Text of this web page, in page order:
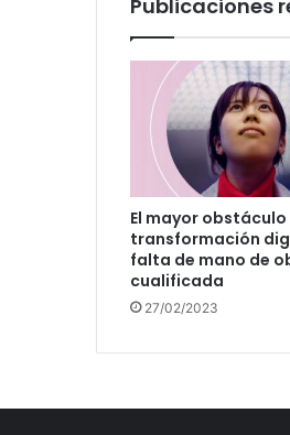
Publicaciones
El mayor
transformación
falta de mano de
cualificada
27/02/2023